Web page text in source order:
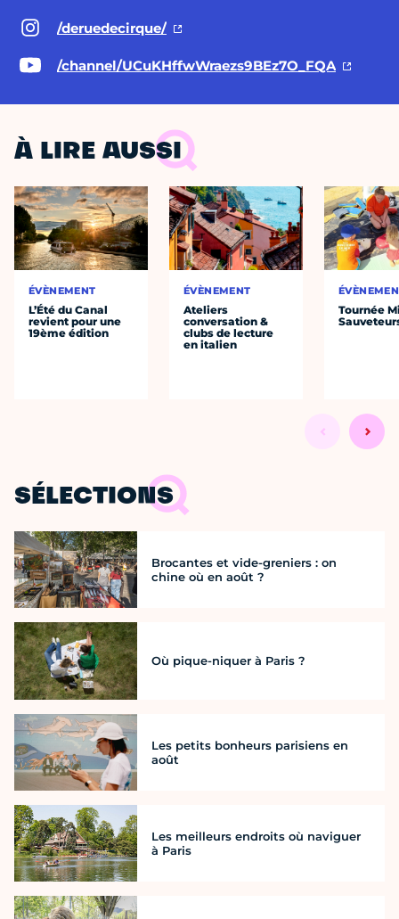
/deruedecirque/
/channel/UCuKHffwWraezs9BEz7O_FQA
À LIRE AUSSI
ÉVÈNEMENT
L’Été du Canal
revient pour une
19ème édition
ÉVÈNEMENT
Ateliers
conversation &
clubs de lecture
en italien
Tournée
SÉLECTIONS
Brocantes et vide-greniers : on
chine où en août ?
Où pique-niquer à Paris ?
Les petits bonheurs parisiens en
août
Les meilleurs endroits où naviguer
à Paris